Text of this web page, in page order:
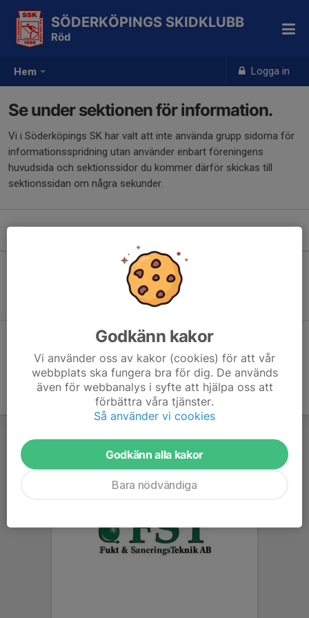
Hem Logga in
SÖDERKÖPINGS SKIDKLUBB
Röd
Se under sektionen för information.
Vi i Söderköpings SK har valt att inte använda grupp sidorna för
informationsspridning utan använder enbart föreningens
huvudsida och sektionssidor du kommer därför skickas till
sektionssidan om några sekunder.
Inga aktiviteter inbokade
Godkänn kakor
Vi använder oss av kakor (cookies) för att vår
webbplats ska fungera bra för dig. De används
även för webbanalys i syfte att hjälpa oss att
förbättra våra tjänster.
Så använder vi cookies
Godkänn alla kakor
Bara nödvändiga